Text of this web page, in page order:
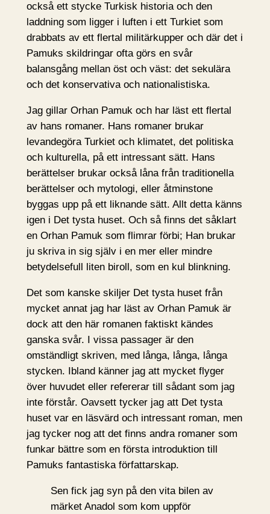
också ett stycke Turkisk historia och den
laddning som ligger i luften i ett Turkiet som
drabbats av ett flertal militärkupper och där det i
Pamuks skildringar ofta görs en svår
balansgång mellan öst och väst: det sekulära
och det konservativa och nationalistiska.
Jag gillar Orhan Pamuk och har läst ett flertal
av hans romaner. Hans romaner brukar
levandegöra Turkiet och klimatet, det politiska
och kulturella, på ett intressant sätt. Hans
berättelser brukar också låna från traditionella
berättelser och mytologi, eller åtminstone
byggas upp på ett liknande sätt. Allt detta känns
igen i Det tysta huset. Och så finns det såklart
en Orhan Pamuk som flimrar förbi; Han brukar
ju skriva in sig själv i en mer eller mindre
betydelsefull liten biroll, som en kul blinkning.
Det som kanske skiljer Det tysta huset från
mycket annat jag har läst av Orhan Pamuk är
dock att den här romanen faktiskt kändes
ganska svår. I vissa passager är den
omständligt skriven, med långa, långa, långa
stycken. Ibland känner jag att mycket flyger
över huvudet eller refererar till sådant som jag
inte förstår. Oavsett tycker jag att Det tysta
huset var en läsvärd och intressant roman, men
jag tycker nog att det finns andra romaner som
funkar bättre som en första introduktion till
Pamuks fantastiska författarskap.
Sen fick jag syn på den vita bilen av
märket Anadol som kom uppför